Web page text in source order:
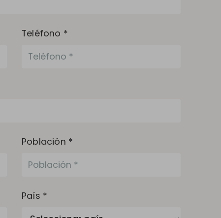
Teléfono *
Población *
País *